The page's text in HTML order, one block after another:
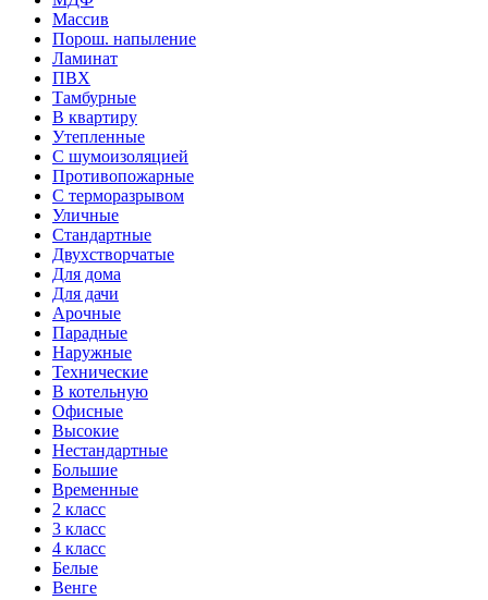
Массив
Порош. напыление
Ламинат
ПВХ
Тамбурные
В квартиру
Утепленные
С шумоизоляцией
Противопожарные
С терморазрывом
Уличные
Стандартные
Двухстворчатые
Для дома
Для дачи
Арочные
Парадные
Наружные
Технические
В котельную
Офисные
Высокие
Нестандартные
Большие
Временные
2 класс
3 класс
4 класс
Белые
Венге